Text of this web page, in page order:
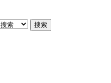
搜索